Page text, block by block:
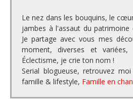
Le nez dans les bouquins, le
jambes à l'assaut du
Je partage avec vous mes
moment, diverses et
Éclectisme, je crie ton nom !
Serial blogueuse, retrouvez
famille & lifestyle, Famille en